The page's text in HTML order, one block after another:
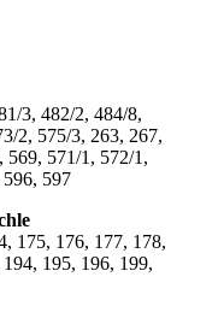
3, 482/2, 484/8,
2, 575/3, 263, 267,
569, 571/1, 572/1,
597
175, 176, 177, 178,
195, 196, 199,